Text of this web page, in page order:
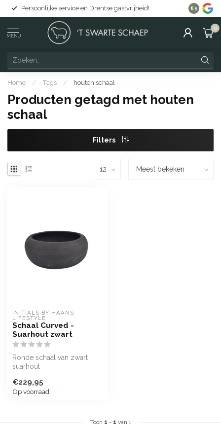
Persoonlijke service en Drentse gastvrijheid! Gratis
8.5
MENU
0
Home / Tags / houten schaal
Producten getagd met houten
schaal
Filters
INITIALS BY HAANS
LIFESTYLE
Schaal Curved -
Suarhout zwart
Ronde schaal van zwart
suarhout
€229,95
Op voorraad
Toon 1 - 1 van 1